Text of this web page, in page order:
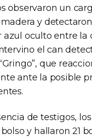
observaron un
y
azul oculto entre la
el can
que
ante la posible
de testigos,
y hallaron 21